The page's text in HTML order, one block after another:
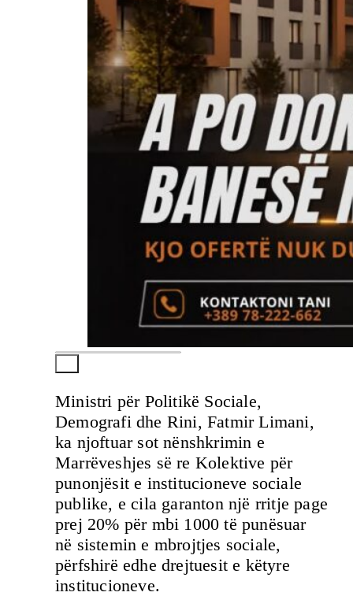
Ministri për Politikë Sociale,
Demografi dhe Rini, Fatmir Limani,
ka njoftuar sot nënshkrimin e
Marrëveshjes së re Kolektive për
punonjësit e institucioneve sociale
publike, e cila garanton një rritje page
prej 20% për mbi 1000 të punësuar
në sistemin e mbrojtjes sociale,
përfshirë edhe drejtuesit e këtyre
institucioneve.